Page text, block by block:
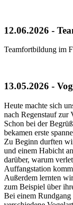
12.06.2026 -
Teamfortbildung im
13.05.2026 -
Heute machte sich
nach Regenstauf zur
Schon bei der
bekamen erste
Zu Beginn durften
und einem Habicht
darüber, warum
Auffangstation
Außerdem lernten
zum Beispiel über
Bei einem